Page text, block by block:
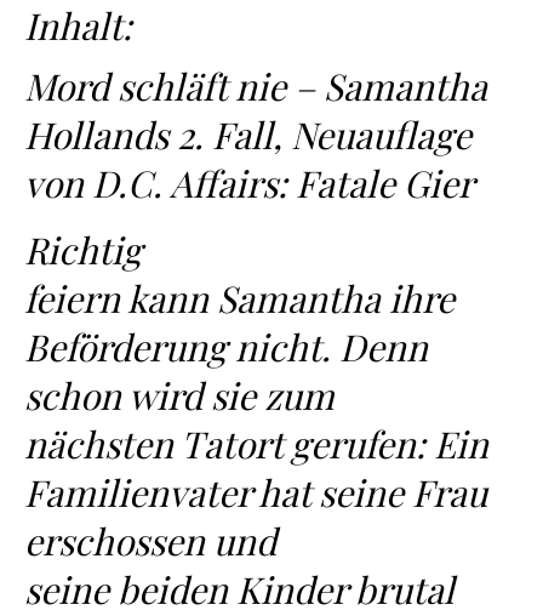
Inhalt:
Mord schläft nie – Samantha
Hollands 2. Fall, Neuauflage
von D.C. Affairs: Fatale Gier
Richtig
feiern kann Samantha ihre
Beförderung nicht. Denn
schon wird sie zum
nächsten Tatort gerufen: Ein
Familienvater hat seine Frau
erschossen und
seine beiden Kinder brutal